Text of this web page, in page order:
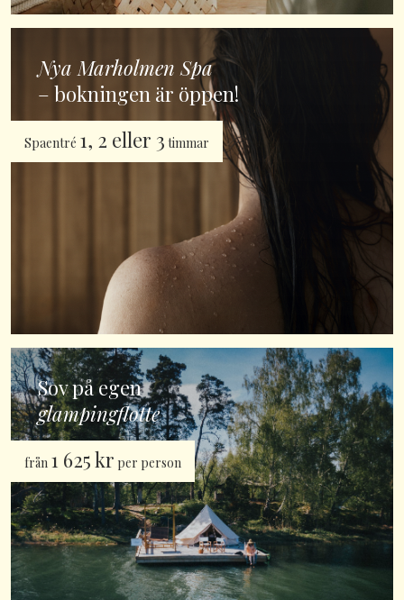
Nya Marholmen Spa
– bokningen är öppen!
Spaentré 1, 2 eller 3 timmar
Sov på egen
glampingflotte
från 1 625 kr per person